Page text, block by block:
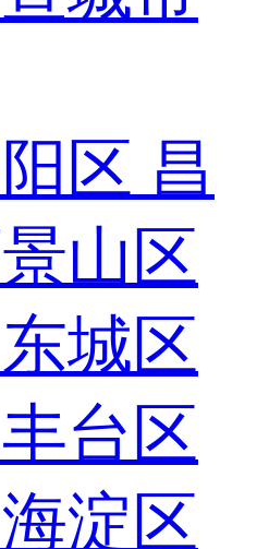
区 昌
山区
东城区
丰台区
海淀区